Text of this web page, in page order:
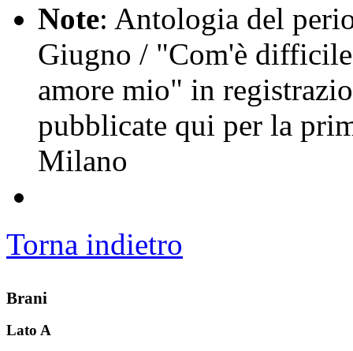
Note: Antologia del
Giugno / "Com'è
amore mio" in
pubblicate qui per la
Milano
Torna indietro
Brani
Lato A